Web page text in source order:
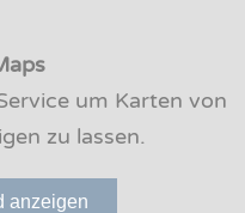
um Karten von
zu lassen.
anzeigen